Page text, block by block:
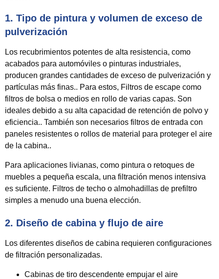
1. Tipo de pintura y volumen de exceso de
pulverización
Los recubrimientos potentes de alta resistencia, como
acabados para automóviles o pinturas industriales,
producen grandes cantidades de exceso de pulverización y
partículas más finas.. Para estos, Filtros de escape como
filtros de bolsa o medios en rollo de varias capas. Son
ideales debido a su alta capacidad de retención de polvo y
eficiencia.. También son necesarios filtros de entrada con
paneles resistentes o rollos de material para proteger el aire
de la cabina..
Para aplicaciones livianas, como pintura o retoques de
muebles a pequeña escala, una filtración menos intensiva
es suficiente. Filtros de techo o almohadillas de prefiltro
simples a menudo una buena elección.
2. Diseño de cabina y flujo de aire
Los diferentes diseños de cabina requieren configuraciones
de filtración personalizadas.
Cabinas de tiro descendente empujar el aire